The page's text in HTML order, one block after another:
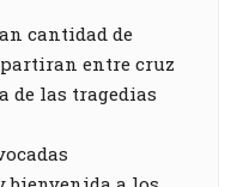
cantidad de
entre cruz
de las tragedias